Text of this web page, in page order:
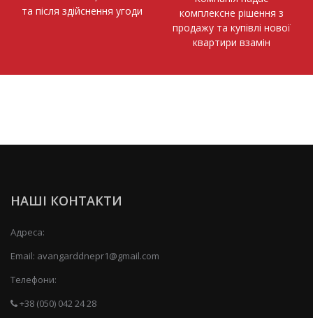
та після здійснення угоди
комплексне рішення з
продажу та купівлі нової
квартири взамін
НАШІ КОНТАКТИ
Адреса:
Email: avangarddnepr1@gmail.com
Телефони:
+38 (050) 042 24 28